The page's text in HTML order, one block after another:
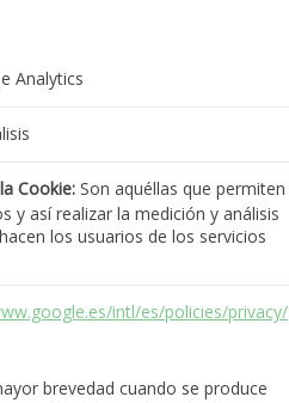
Analytics
Cookie: Son aquéllas que permiten
y así realizar la medición y análisis
los usuarios de los servicios
intl/es/policies/privacy/
brevedad cuando se produce